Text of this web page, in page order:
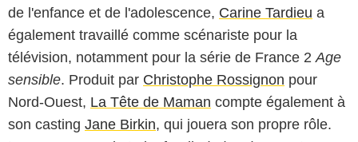
de l'enfance et de l'adolescence, Carine Tardieu a
également travaillé comme scénariste pour la
télévision, notamment pour la série de France 2Age
sensible. Produit par Christophe Rossignon pour
Nord-Ouest, La Tête de Maman compte également à
son casting Jane Birkin, qui jouera son propre rôle.